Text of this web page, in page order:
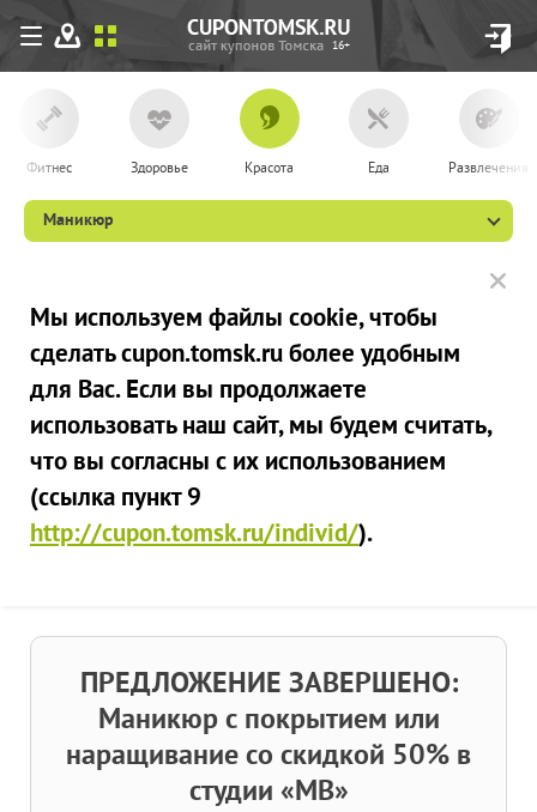
16+
Фитнес Здоровье Красота Еда Развлечения
Маникюр
Мы используем файлы сookie, чтобы
сделать cupon.tomsk.ru более удобным
для Вас. Если вы продолжаете
использовать наш сайт, мы будем считать,
что вы согласны с их использованием
(ссылка пункт 9
http://cupon.tomsk.ru/individ/).
ПРЕДЛОЖЕНИЕ ЗАВЕРШЕНО:
Маникюр с покрытием или
наращивание со скидкой 50% в
студии «МВ»